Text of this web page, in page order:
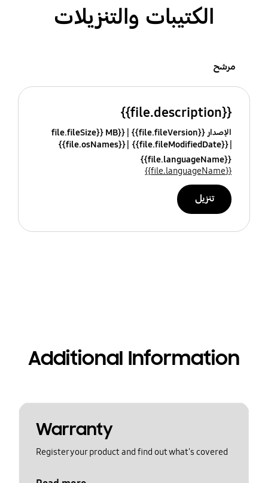
الكتيبات والتنزيلات
مرشح
{{file.description}}
الإصدار {{file.fileVersion}}
{{file.fileSize}} MB
{{file.fileModifiedDate}}
{{file.osNames}}
{{file.languageName}}
{{file.languageName}}
تنزيل
Additional Information
Warranty
Register your product and find out what's covered